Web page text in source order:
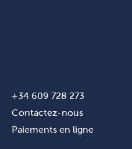
+34 609 728 273
Contactez-nous
Paiements en ligne